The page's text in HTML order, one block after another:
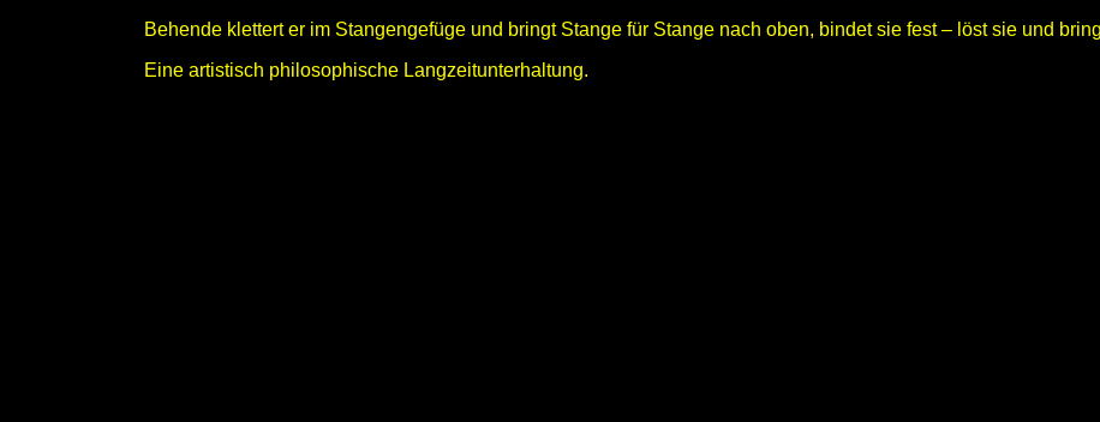
Behende klettert er im Stangengefüge und bringt Stange für Stange nach oben, bindet sie fest – löst sie und
Eine artistisch philosophische Langzeitunterhaltung.